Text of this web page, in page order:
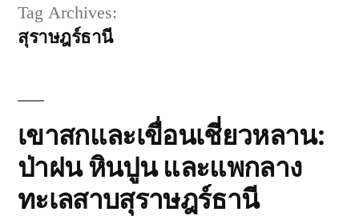
Tag Archives:
สุราษฎร์ธานี
เขาสกและเขื่อนเชี่ยวหลาน:
ป่าฝน หินปูน และแพกลาง
ทะเลสาบสุราษฎร์ธานี